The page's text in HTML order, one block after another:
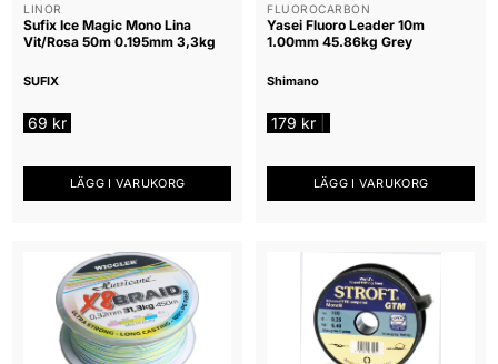
LINOR
Sufix Ice Magic Mono Lina
Vit/Rosa 50m 0.195mm 3,3kg
SUFIX
69 kr
LÄGG I VARUKORG
FLUOROCARBON
Yasei Fluoro Leader 10m
1.00mm 45.86kg Grey
Shimano
179 kr
LÄGG I VARUKORG